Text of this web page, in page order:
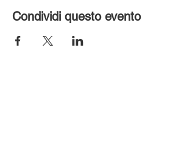
Condividi questo evento